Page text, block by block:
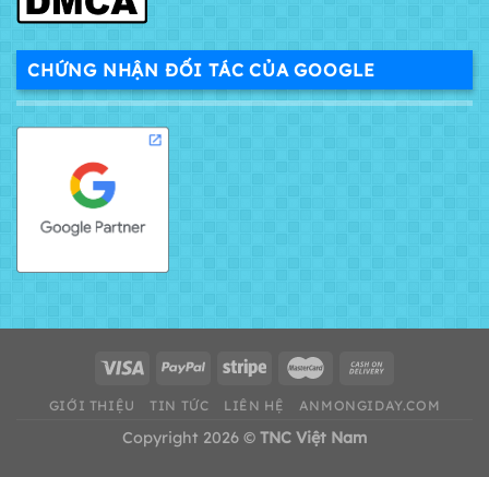
CHỨNG NHẬN ĐỐI TÁC CỦA GOOGLE
GIỚI THIỆU TIN TỨC LIÊN HỆ ANMONGIDAY.COM
Copyright 2026 © TNC Việt Nam